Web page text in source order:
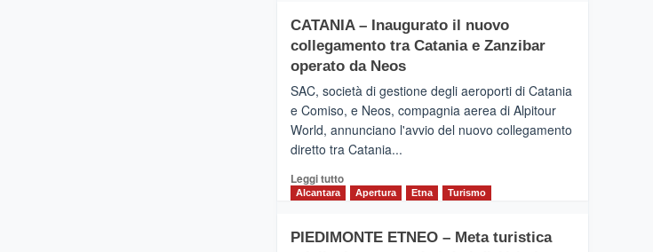
CATANIA – Inaugurato il nuovo
collegamento tra Catania e Zanzibar
operato da Neos
SAC, società di gestione degli aeroporti di Catania
e Comiso, e Neos, compagnia aerea di Alpitour
World, annunciano l'avvio del nuovo collegamento
diretto tra Catania...
Leggi tuttoLeggi
CATANIA
Alcantara Apertura Etna Turismo
PIEDIMONTE ETNEO – Meta turistica